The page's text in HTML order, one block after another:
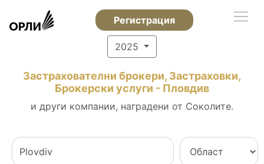
Регистрация
2025
Застрахователни брокери, Застраховки,
Брокерски услуги - Пловдив
и други компании, наградени от Соколите.